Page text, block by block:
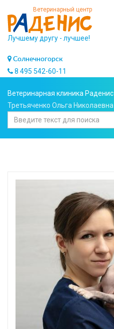
Ветеринарный центр
Лучшему другу - лучшее!
Солнечногорск
8 495 542-60-11
Ветеринарная клиника Раденис
Третьяченко Ольга Николаевна